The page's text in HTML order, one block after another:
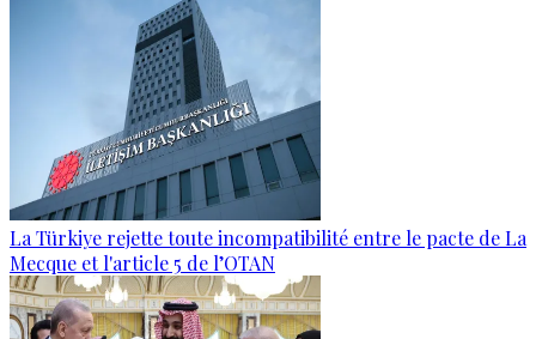
La Türkiye rejette toute incompatibilité entre le pacte de La
Mecque et l'article 5 de l’OTAN